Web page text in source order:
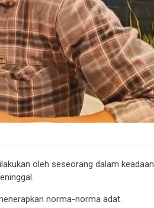
oleh seseorang dalam keadaan
norma-norma adat.